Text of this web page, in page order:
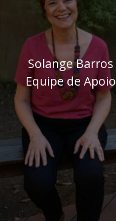
Solange Barros
Equipe de Apoio